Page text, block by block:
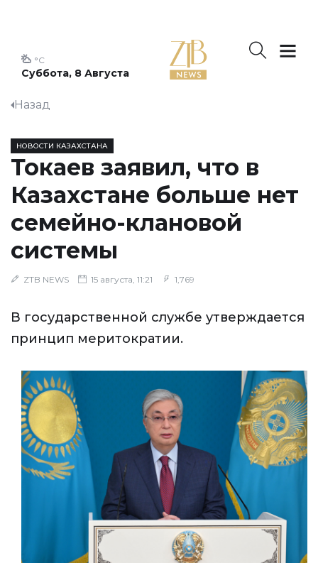
Суббота, 8 Августа
°C
Назад
НОВОСТИ КАЗАХСТАНА
Токаев заявил, что в
Казахстане больше нет
семейно-клановой
системы
ZTB NEWS 15 августа, 11:21 1,769
В государственной службе утверждается
принцип меритократии.